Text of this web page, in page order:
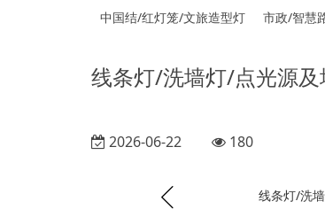
中国结/红灯笼/文旅造型灯 市政/智慧
线条灯/洗墙灯/点光源
2026-06-22 180